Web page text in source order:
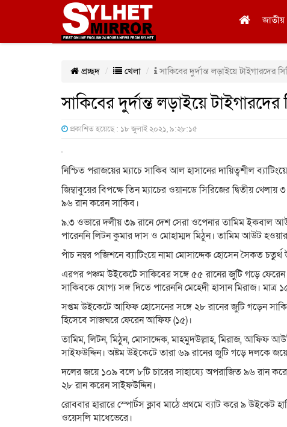
জাতীয়
প্রচ্ছদ খেলা সাকিবের দুর্দান্ত লড়াইয়ে টাইগারদের
সাকিবের দুর্দান্ত লড়াইয়ে
প্রকাশিত হয়েছে : ১৮ জুলাই ২০২১, ৯:২৮:১৫
নিশ্চিত পরাজয়ের ম্যাচে সাকিব আল হাসানের দায়িত্বশীল
জিম্বাবুয়ের বিপক্ষে তিন ম্যাচের ওয়ানডে সিরিজের দ্বিতীয়
৯৬ রান করেন সাকিব।
৯.৩ ওভারে দলীয় ৩৯ রানে দেশ সেরা ওপেনার তামিম ইকবাল
পারেননি লিটন কুমার দাস ও মোহাম্মদ মিঠুন। তামিম আউট
পাঁচ নম্বর পজিশনে ব্যাটিংয়ে নামা মোসাদ্দেক হোসেন সৈকত
এরপর পঞ্চম উইকেটে সাকিবের সঙ্গে ৫৫ রানের জুটি গড়ে
সাকিবকে যোগ্য সঙ্গ দিতে পারেননি মেহেদী হাসান মিরাজ। মাত্র
সপ্তম উইকেটে আফিফ হোসেনের সঙ্গে ২৮ রানের জুটি গড়েন
হিসেবে সাজঘরে ফেরেন আফিফ (১৫)।
তামিম, লিটন, মিঠুন, মোসাদ্দেক, মাহমুদউল্লাহ, মিরাজ, আফিফ
সাইফউদ্দিন। অষ্টম উইকেটে তারা ৬৯ রানের জুটি গড়ে দলকে
দলের জয়ে ১০৯ বলে ৮টি চারের সাহায্যে অপরাজিত ৯৬ রান
২৮ রান করেন সাইফউদ্দিন।
রোববার হারারে স্পোর্টস ক্লাব মাঠে প্রথমে ব্যাট করে ৯ উইকেট
ওয়েসলি মাধেভেরে।